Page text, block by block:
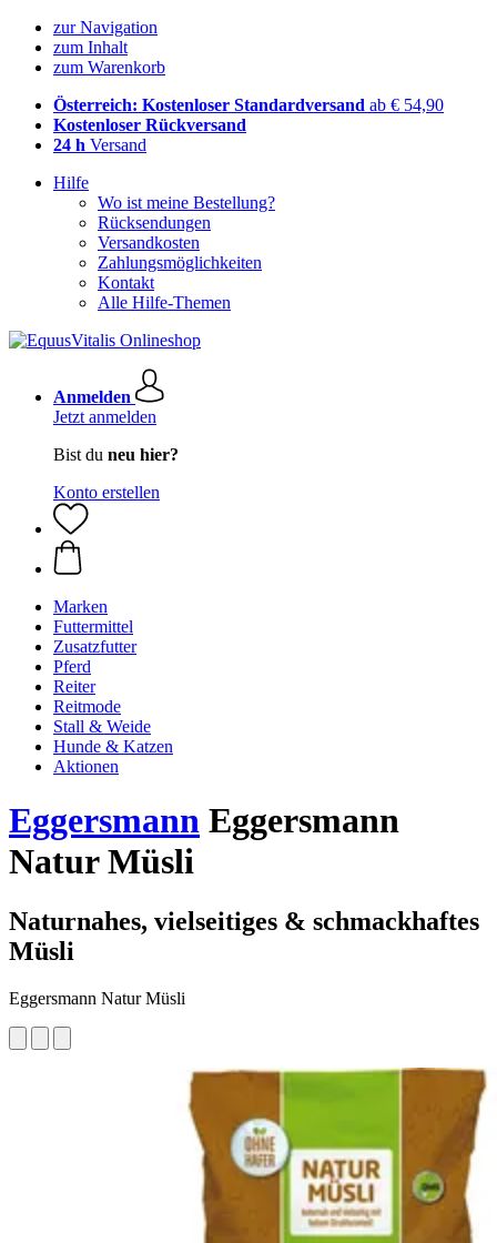
zur Navigation
zum Inhalt
zum Warenkorb
Österreich: Kostenloser Standardversand ab € 54,90
Kostenloser Rückversand
24 h Versand
Hilfe
Wo ist meine Bestellung?
Rücksendungen
Versandkosten
Zahlungsmöglichkeiten
Kontakt
Alle Hilfe-Themen
Anmelden
Jetzt anmelden
Bist du neu hier?
Konto erstellen
Marken
Futtermittel
Zusatzfutter
Pferd
Reiter
Reitmode
Stall & Weide
Hunde & Katzen
Aktionen
Eggersmann Eggersmann
Natur Müsli
Naturnahes, vielseitiges & schmackhaftes
Müsli
Eggersmann Natur Müsli